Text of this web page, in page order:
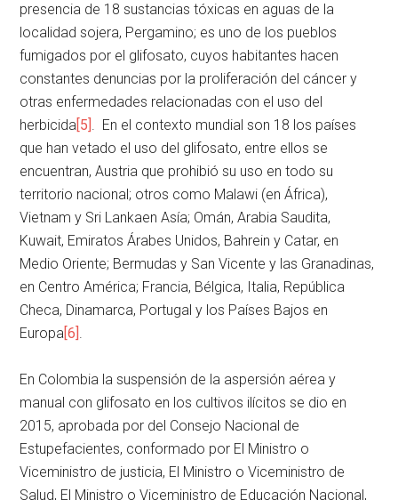
presencia de 18 sustancias tóxicas en aguas de la
localidad sojera, Pergamino; es uno de los pueblos
fumigados por el glifosato, cuyos habitantes hacen
constantes denuncias por la proliferación del cáncer y
otras enfermedades relacionadas con el uso del
herbicida [5] . En el contexto mundial son 18 los países
que han vetado el uso del glifosato, entre ellos se
encuentran, Austria que prohibió su uso en todo su
territorio nacional; otros como Malawi (en África),
Vietnam y Sri Lankaen Asía; Omán, Arabia Saudita,
Kuwait, Emiratos Árabes Unidos, Bahrein y Catar, en
Medio Oriente; Bermudas y San Vicente y las Granadinas,
en Centro América; Francia, Bélgica, Italia, República
Checa, Dinamarca, Portugal y los Países Bajos en
Europa [6] .
En Colombia la suspensión de la aspersión aérea y
manual con glifosato en los cultivos ilícitos se dio en
2015, aprobada por del Consejo Nacional de
Estupefacientes, conformado por El Ministro o
Viceministro de justicia, El Ministro o Viceministro de
Salud, El Ministro o Viceministro de Educación Nacional,